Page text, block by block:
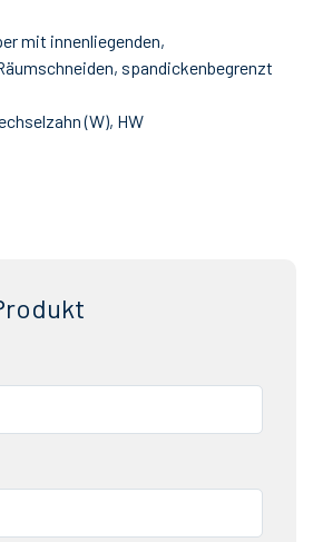
mit innenliegenden,
spandickenbegrenzt
(W), HW